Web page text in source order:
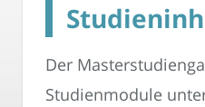
Der
Studienmodule